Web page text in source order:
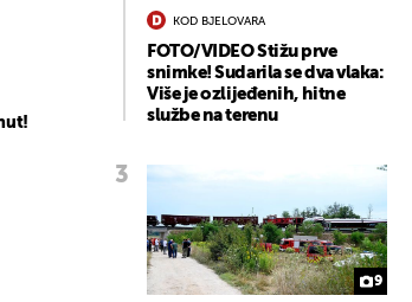
KOD BJELOVARA
FOTO/VIDEO Stižu prve
snimke! Sudarila se dva vlaka:
Više je ozlijeđenih, hitne
službe na terenu
9